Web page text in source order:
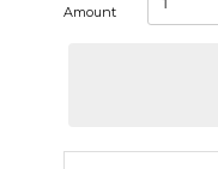
KITCHEN
Amount